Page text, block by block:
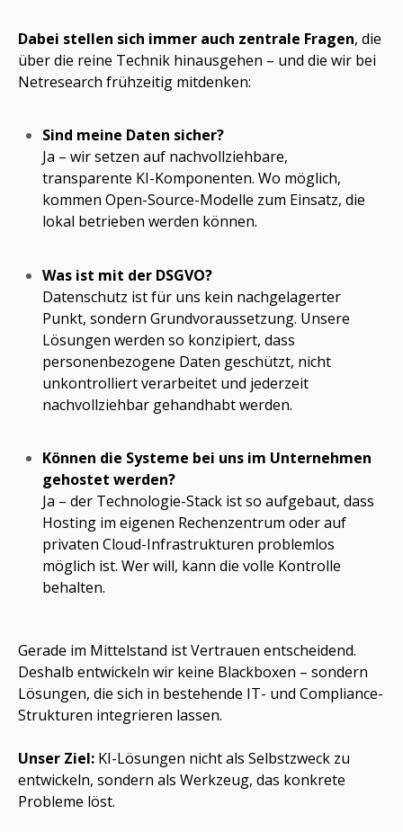
Dabei stellen sich immer auch zentrale Fragen, die
über die reine Technik hinausgehen – und die wir bei
Netresearch frühzeitig mitdenken:
Sind meine Daten sicher?
Ja – wir setzen auf nachvollziehbare,
transparente KI-Komponenten. Wo möglich,
kommen Open-Source-Modelle zum Einsatz, die
lokal betrieben werden können.
Was ist mit der DSGVO?
Datenschutz ist für uns kein nachgelagerter
Punkt, sondern Grundvoraussetzung. Unsere
Lösungen werden so konzipiert, dass
personenbezogene Daten geschützt, nicht
unkontrolliert verarbeitet und jederzeit
nachvollziehbar gehandhabt werden.
Können die Systeme bei uns im Unternehmen
gehostet werden?
Ja – der Technologie-Stack ist so aufgebaut, dass
Hosting im eigenen Rechenzentrum oder auf
privaten Cloud-Infrastrukturen problemlos
möglich ist. Wer will, kann die volle Kontrolle
behalten.
Gerade im Mittelstand ist Vertrauen entscheidend.
Deshalb entwickeln wir keine Blackboxen – sondern
Lösungen, die sich in bestehende IT- und Compliance-
Strukturen integrieren lassen.
Unser Ziel: KI-Lösungen nicht als Selbstzweck zu
entwickeln, sondern als Werkzeug, das konkrete
Probleme löst.